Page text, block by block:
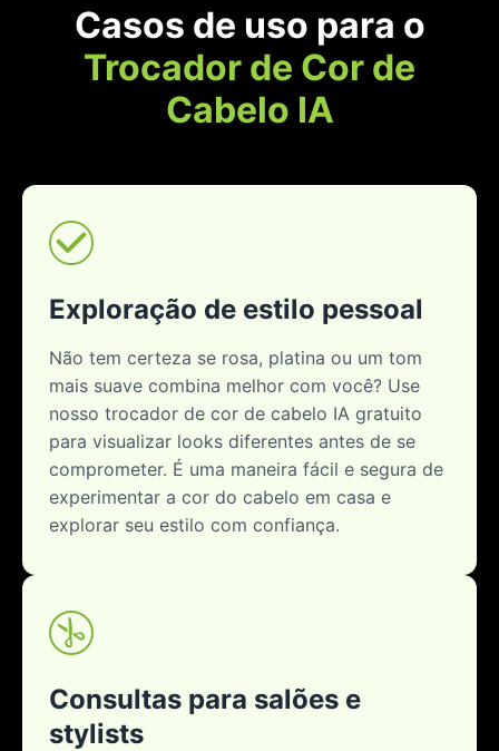
Casos de uso para o
Trocador de Cor de
Cabelo IA
Exploração de estilo pessoal
Não tem certeza se rosa, platina ou um tom
mais suave combina melhor com você? Use
nosso trocador de cor de cabelo IA gratuito
para visualizar looks diferentes antes de se
comprometer. É uma maneira fácil e segura de
experimentar a cor do cabelo em casa e
explorar seu estilo com confiança.
Consultas para salões e
stylists